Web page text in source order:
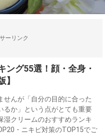
ーリンク
ング55選！顔・全身・
せんが「自分の目的に合った
るか」という点がとても重要
湿クリームのおすすめランキ
・ニキビ対策のTOP15でご